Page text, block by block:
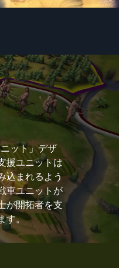
ット」デザ
援ユニットは
込まれるよう
車ユニットが
が開拓者を支
す。